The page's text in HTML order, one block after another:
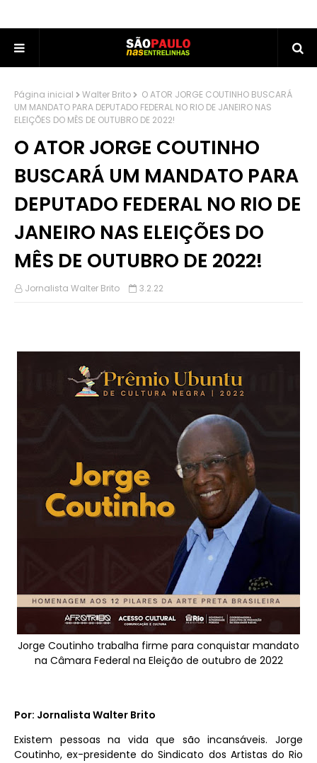
Página inicial Walter Brito
O ATOR JORGE COUTINHO BUSCARÁ
UM MANDATO PARA DEPUTADO FEDERAL NO RIO DE JANEIRO NAS
ELEIÇÕES DO MÊS DE OUTUBRO DE 2022!
O ATOR JORGE COUTINHO
BUSCARÁ UM MANDATO PARA
DEPUTADO FEDERAL NO RIO DE
JANEIRO NAS ELEIÇÕES DO
MÊS DE OUTUBRO DE 2022!
Jornalista Walter Brito 3.2.22
Jorge Coutinho trabalha firme para conquistar mandato
na Câmara Federal na Eleição de outubro de 2022
Por: Jornalista Walter Brito
Existem pessoas na vida que são incansáveis. Jorge
Coutinho, ex-presidente do Sindicato dos Artistas do Rio